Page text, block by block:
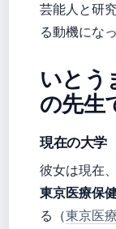
芸能人と研
る動機にな
いとう
の先生
現在の大学
彼女は現在、
東京医療保
る（東京医